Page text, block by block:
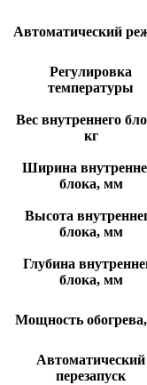
Автоматический
Регулировка
температуры
Вес внутреннего
кг
Ширина
блока, мм
Высота
блока, мм
Глубина
блока, мм
Мощность
Автоматический
перезапуск